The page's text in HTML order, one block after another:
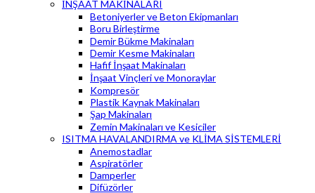
İNŞAAT MAKİNALARI
Betoniyerler ve Beton Ekipmanları
Boru Birleştirme
Demir Bükme Makinaları
Demir Kesme Makinaları
Hafif İnşaat Makinaları
İnşaat Vinçleri ve Monoraylar
Kompresör
Plastik Kaynak Makinaları
Şap Makinaları
Zemin Makinaları ve Kesiciler
ISITMA HAVALANDIRMA ve KLİMA SİSTEMLERİ
Anemostadlar
Aspiratörler
Damperler
Difüzörler